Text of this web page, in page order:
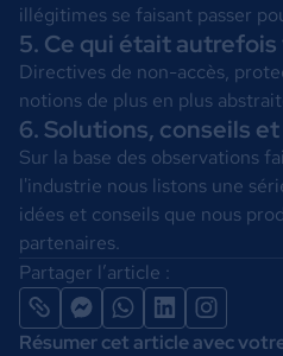
illégitimes se faisant passer
5. Ce qui était
Directives de non-accès,
notions de plus en plus
6. Solutions, conseils
Sur la base des observations
l'industrie nous listons une
idées et conseils que nous
partenaires.
Partager l’article :
Résumer cet article avec